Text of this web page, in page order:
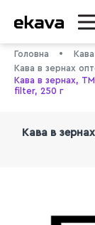
Головна Кава
Кава в зернах
Кава в зернах,
filter, 250 г
Кава в